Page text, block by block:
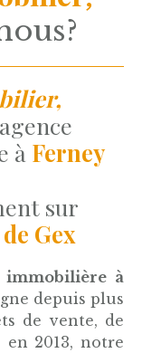
à Ferney
sur
Gex
immobilière à
depuis plus
de vente, de
2013, notre